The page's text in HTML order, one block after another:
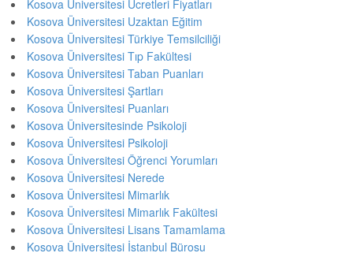
Kosova Üniversitesi Ücretleri Fiyatları
Kosova Üniversitesi Uzaktan Eğitim
Kosova Üniversitesi Türkiye Temsilciliği
Kosova Üniversitesi Tıp Fakültesi
Kosova Üniversitesi Taban Puanları
Kosova Üniversitesi Şartları
Kosova Üniversitesi Puanları
Kosova Üniversitesinde Psikoloji
Kosova Üniversitesi Psikoloji
Kosova Üniversitesi Öğrenci Yorumları
Kosova Üniversitesi Nerede
Kosova Üniversitesi Mimarlık
Kosova Üniversitesi Mimarlık Fakültesi
Kosova Üniversitesi Lisans Tamamlama
Kosova Üniversitesi İstanbul Bürosu